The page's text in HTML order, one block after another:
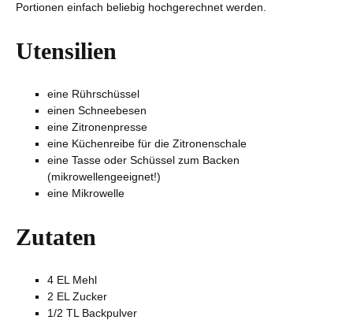
Portionen einfach beliebig hochgerechnet werden.
Utensilien
eine Rührschüssel
einen Schneebesen
eine Zitronenpresse
eine Küchenreibe für die Zitronenschale
eine Tasse oder Schüssel zum Backen
(mikrowellengeeignet!)
eine Mikrowelle
Zutaten
4 EL Mehl
2 EL Zucker
1/2 TL Backpulver